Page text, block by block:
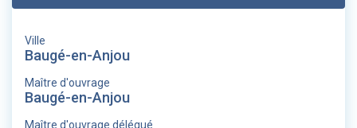
Ville
Baugé-en-Anjou
Maître d'ouvrage
Baugé-en-Anjou
Maître d'ouvrage délégué